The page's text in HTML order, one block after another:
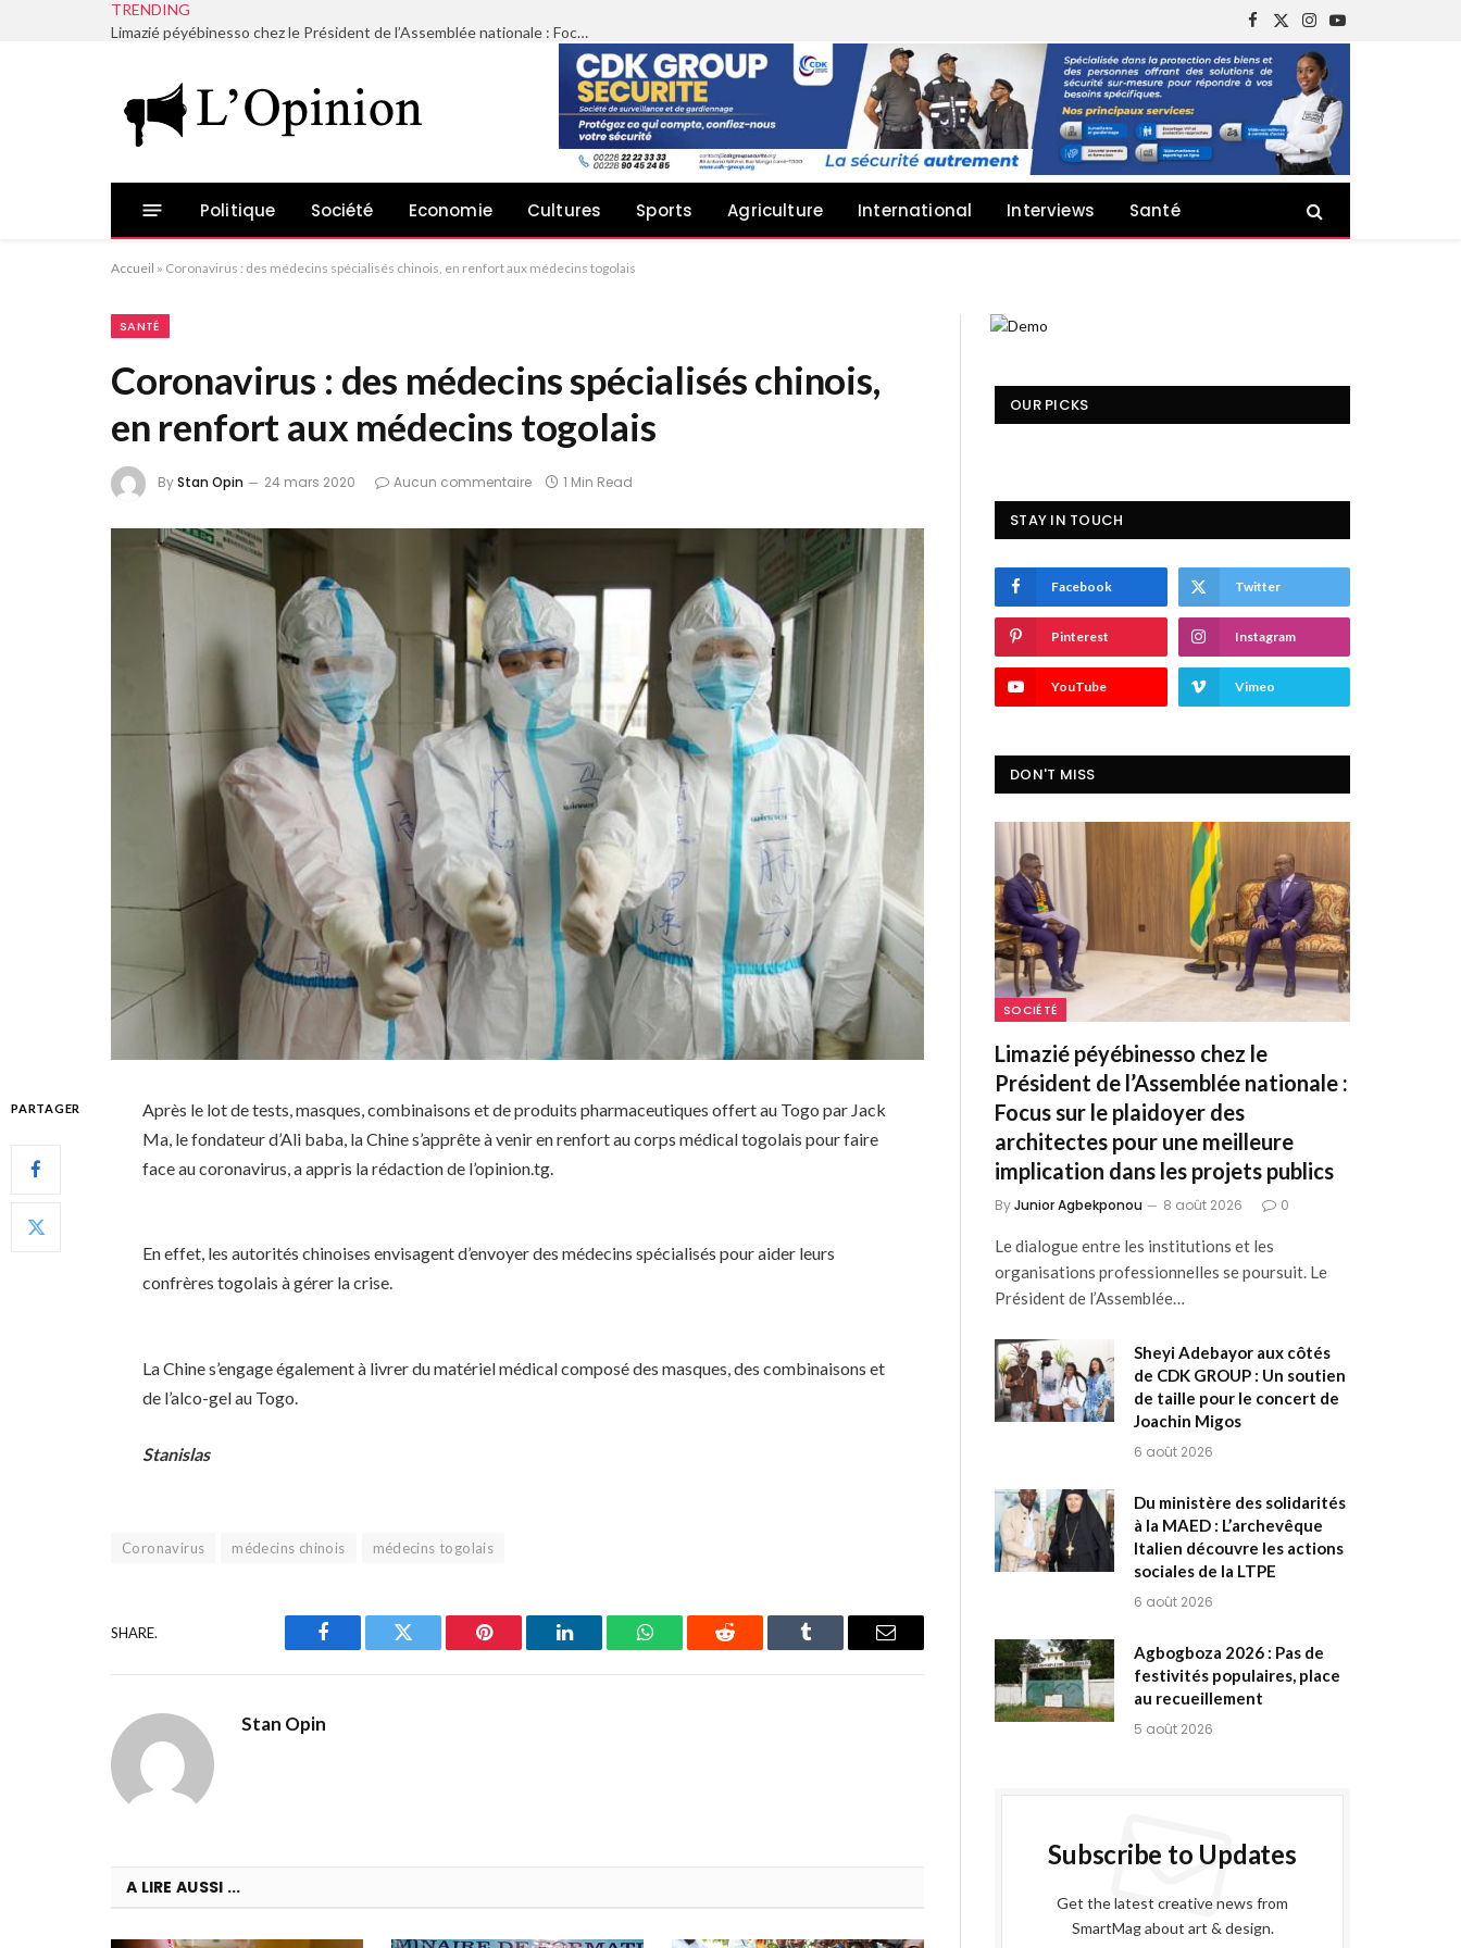
TRENDING
Limazié péyébinesso chez le Président de l’Assemblée nationale : Focus sur le plaidoyer des architectes pour une meilleure implication dans les projets publics
Facebook
X
(Twitter)
Instagram
YouTube
Politique Société Economie Cultures Sports Agriculture International Interviews Santé
Accueil » Coronavirus : des médecins spécialisés chinois, en renfort aux médecins togolais
SANTÉ
Coronavirus : des médecins spécialisés chinois,
en renfort aux médecins togolais
ByStan Opin 24 mars 2020 Aucun commentaire 1 Min Read
PARTAGER
Après le lot de tests, masques, combinaisons et de produits pharmaceutiques offert au Togo par Jack
Ma, le fondateur d’Ali baba, la Chine s’apprête à venir en renfort au corps médical togolais pour faire
face au coronavirus, a appris la rédaction de l’opinion.tg.
En effet, les autorités chinoises envisagent d’envoyer des médecins spécialisés pour aider leurs
confrères togolais à gérer la crise.
La Chine s’engage également à livrer du matériel médical composé des masques, des combinaisons et
de l’alco-gel au Togo.
Stanislas
Coronavirus médecins chinois médecins togolais
SHARE.
Facebook Twitter Pinterest LinkedIn WhatsAppReddit Tumblr Email
Stan Opin
A LIRE AUSSI ...
OUR PICKS
STAY IN TOUCH
Facebook Twitter
Pinterest Instagram
YouTube Vimeo
DON'T MISS
SOCIÉTÉ
Limazié péyébinesso chez le
Président de l’Assemblée nationale :
Focus sur le plaidoyer des
architectes pour une meilleure
implication dans les projets publics
ByJunior Agbekponou 8 août 2026 0
Le dialogue entre les institutions et les
organisations professionnelles se poursuit. Le
Président de l’Assemblée…
Sheyi Adebayor aux côtés
de CDK GROUP : Un soutien
de taille pour le concert de
Joachin Migos
6 août 2026
Du ministère des solidarités
à la MAED : L’archevêque
Italien découvre les actions
sociales de la LTPE
6 août 2026
Agbogboza 2026 : Pas de
festivités populaires, place
au recueillement
5 août 2026
Subscribe to Updates
Get the latest creative news from
SmartMag about art & design.